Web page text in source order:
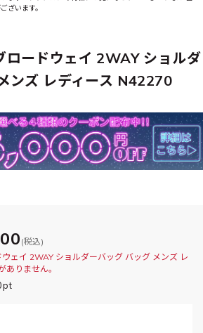
ざいます。
ロードウェイ 2WAY ショルダ
ンズ レディース N42270
(税込)
ウェイ 2WAY ショルダーバッグ バッグ メンズ レ
ありません。